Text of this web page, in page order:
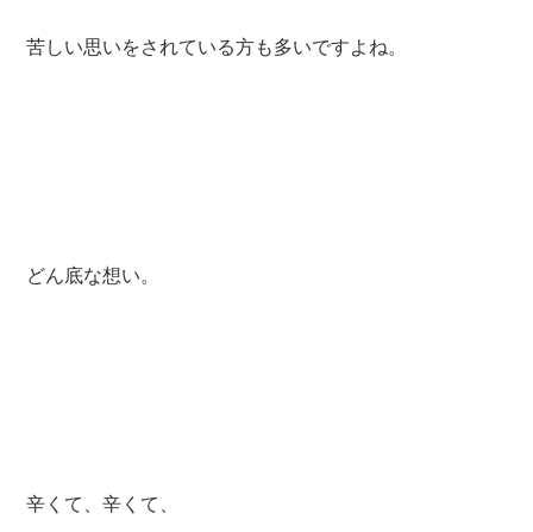
苦しい思いをされている方も多いですよね。
どん底な想い。
辛くて、辛くて、